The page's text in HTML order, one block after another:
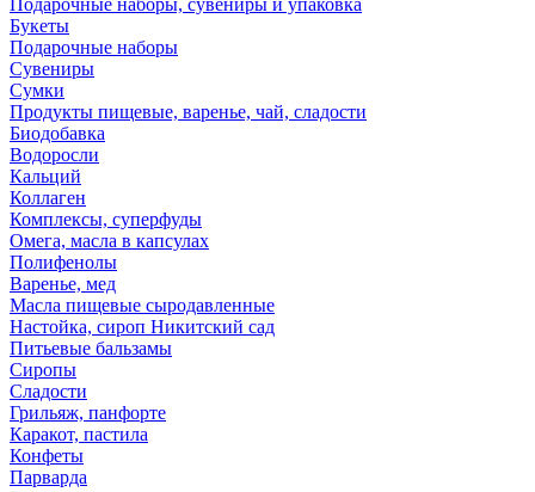
Подарочные наборы, сувениры и упаковка
Букеты
Подарочные наборы
Сувениры
Сумки
Продукты пищевые, варенье, чай, сладости
Биодобавка
Водоросли
Кальций
Коллаген
Комплексы, суперфуды
Омега, масла в капсулах
Полифенолы
Варенье, мед
Масла пищевые сыродавленные
Настойка, сироп Никитский сад
Питьевые бальзамы
Сиропы
Сладости
Грильяж, панфорте
Каракот, пастила
Конфеты
Парварда